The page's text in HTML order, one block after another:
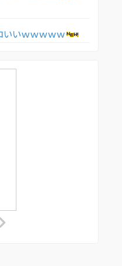
いいｗｗｗｗｗ